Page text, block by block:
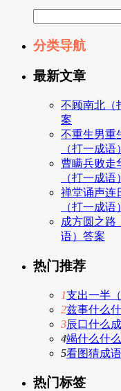
分类导航
最新文章
不顾南北（
案
不重生男重
（打一成语
曹瞒兵败走
（打一成语
禅堂诵声连
（打一成语
成方圆之路
语）答案
热门推荐
1支出一半
2兹事什么
3辰口什么
4竭什么什
5看图猜成
热门标签